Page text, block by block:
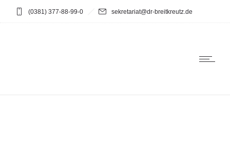
(0381) 377-88-99-0 sekretariat@dr-breitkreutz.de